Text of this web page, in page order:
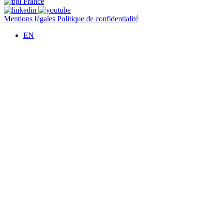
Mentions légales Politique de confidentialité
EN